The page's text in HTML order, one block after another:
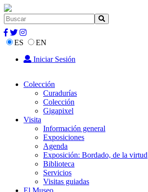
ES
EN
Iniciar Sesión
Colección
Curadurías
Colección
Gigapixel
Visita
Información general
Exposiciones
Agenda
Exposición: Bordado, de la virtud
Biblioteca
Servicios
Visitas guiadas
El Museo